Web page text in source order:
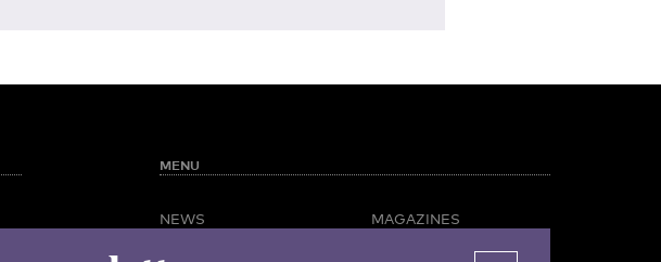
MENU
NEWS
MAGAZINES